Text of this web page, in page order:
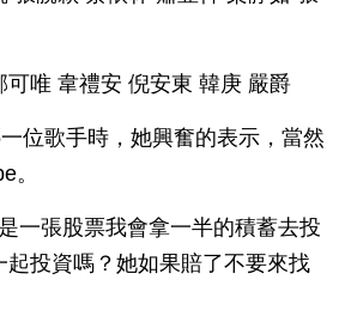
唯 韋禮安 倪安東 韓庚 嚴爵
位歌手時，她興奮的表示，當然
。
一張股票我會拿一半的積蓄去投
起投資嗎？她如果賠了不要來找